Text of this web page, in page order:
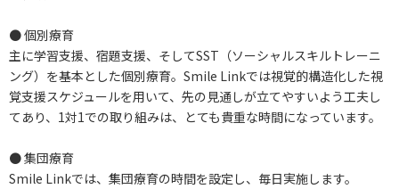
● 個別療育
主に学習支援、宿題支援、そしてSST（ソーシャルスキルトレーニ
ング）を基本とした個別療育。Smile Linkでは視覚的構造化した視
覚支援スケジュールを用いて、先の見通しが立てやすいよう工夫し
てあり、1対1での取り組みは、とても貴重な時間になっています。
● 集団療育
Smile Linkでは、集団療育の時間を設定し、毎日実施します。